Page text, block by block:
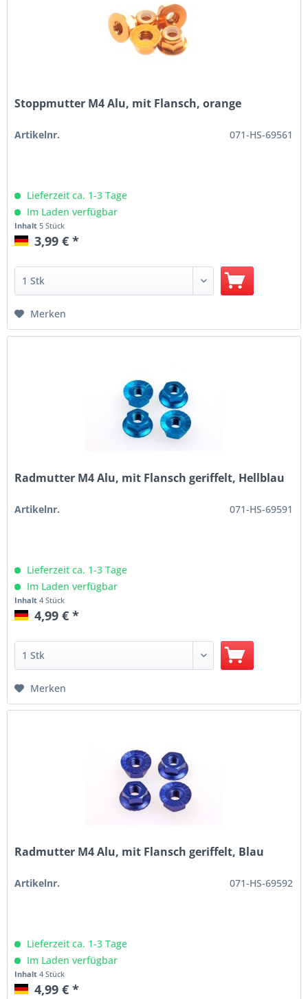
Stoppmutter M4 Alu, mit Flansch, orange
Artikelnr. 071-HS-69561
Lieferzeit ca. 1-3 Tage
Im Laden verfügbar
Inhalt 5 Stück
3,99 € *
Merken
Radmutter M4 Alu, mit Flansch geriffelt, Hellblau
Artikelnr. 071-HS-69591
Lieferzeit ca. 1-3 Tage
Im Laden verfügbar
Inhalt4 Stück
4,99 € *
Merken
Radmutter M4 Alu, mit Flansch geriffelt, Blau
Artikelnr. 071-HS-69592
Lieferzeit ca. 1-3 Tage
Im Laden verfügbar
Inhalt4 Stück
4,99 € *